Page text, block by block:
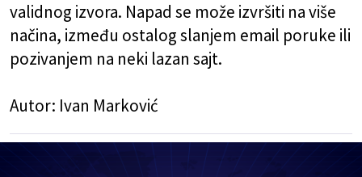
validnog izvora. Napad se može izvršiti na više
načina, između ostalog slanjem email poruke ili
pozivanjem na neki lazan sajt.
Autor: Ivan Marković